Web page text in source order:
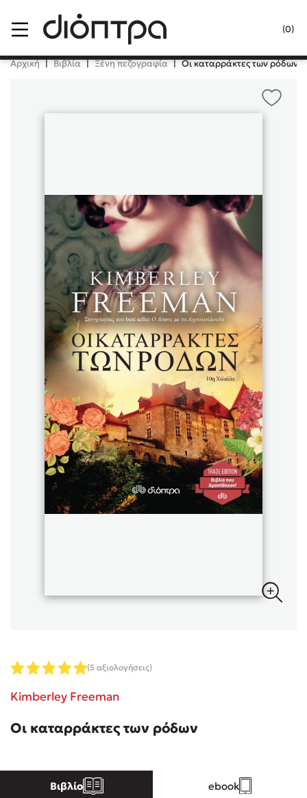
(0)
Κλείσιμο
Δημοφιλή Βιβλία
Χάρης Πολίτης
Καθρέφτης
Sebastian Fitzek
Playlist
Ιωάννης Γλωσσόπουλος
Αρχική | Βιβλία | Ξένη πεζογραφία | Οι καταρράκτες των ρόδων
(5 αξιολογήσεις)
Kimberley Freeman
Οι καταρράκτες των ρόδων
Βιβλίο ebook